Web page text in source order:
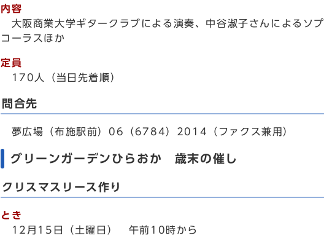
内容
大阪商業大学ギタークラブによる演奏、中谷淑子さんによるソ
コーラスほか
定員
170人（当日先着順）
問合先
夢広場（布施駅前）06（6784）2014（ファクス兼用）
グリーンガーデンひらおか 歳末の催し
クリスマスリース作り
とき
12月15日（土曜日） 午前10時から